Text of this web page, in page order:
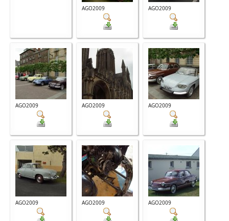
AGO2009 AGO2009
AGO2009 AGO2009 AGO2009
AGO2009 AGO2009 AGO2009